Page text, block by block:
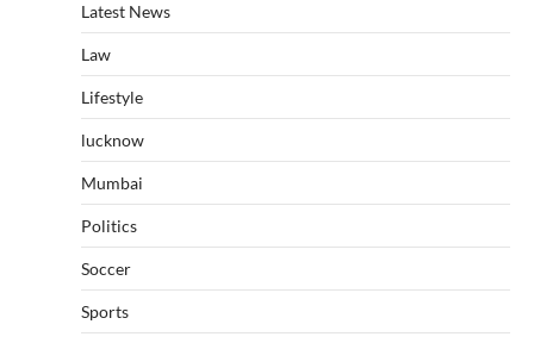
Latest News
Law
Lifestyle
lucknow
Mumbai
Politics
Soccer
Sports